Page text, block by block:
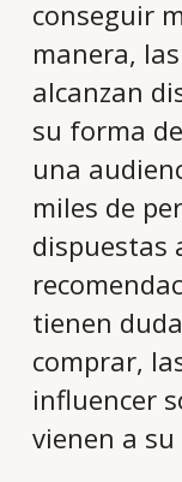
conseguir
manera,
alcanzan
su forma
una
miles de
dispuestas
tienen
comprar,
influencer
vienen a